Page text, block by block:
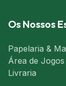
Os Nossos
Papelaria &
Área de
Livraria